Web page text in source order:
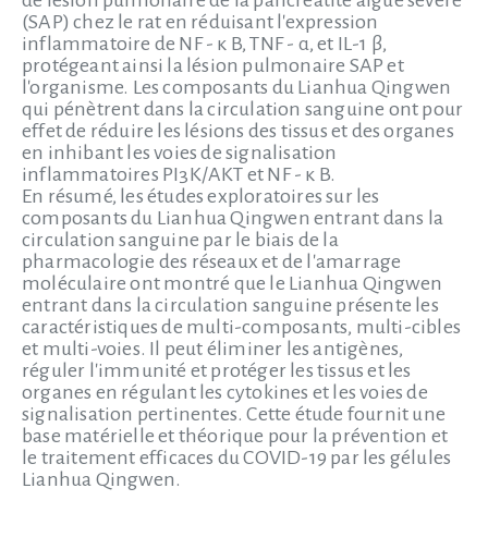
(SAP) chez le rat en réduisant l'expression
inflammatoire de NF - κ B, TNF - α, et IL-1 β,
protégeant ainsi la lésion pulmonaire SAP et
l'organisme. Les composants du Lianhua Qingwen
qui pénètrent dans la circulation sanguine ont pour
effet de réduire les lésions des tissus et des organes
en inhibant les voies de signalisation
inflammatoires PI3K/AKT et NF - κ B.
En résumé, les études exploratoires sur les
composants du Lianhua Qingwen entrant dans la
circulation sanguine par le biais de la
pharmacologie des réseaux et de l'amarrage
moléculaire ont montré que le Lianhua Qingwen
entrant dans la circulation sanguine présente les
caractéristiques de multi-composants, multi-cibles
et multi-voies. Il peut éliminer les antigènes,
réguler l'immunité et protéger les tissus et les
organes en régulant les cytokines et les voies de
signalisation pertinentes. Cette étude fournit une
base matérielle et théorique pour la prévention et
le traitement efficaces du COVID-19 par les gélules
Lianhua Qingwen.